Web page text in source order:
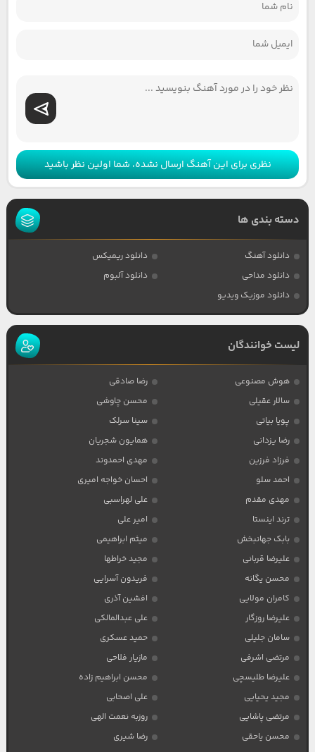
نظری برای این آهنگ ارسال نشده، شما اولین نظر باشید
دسته بندی ها
دانلود آهنگ
دانلود ریمیکس
دانلود مداحی
دانلود آلبوم
دانلود موزیک ویدیو
لیست خوانندگان
هوش مصنوعی
رضا صادقی
سالار عقیلی
محسن چاوشی
پویا بیاتی
سینا سرلک
رضا یزدانی
همایون شجریان
فرزاد فرزین
مهدی احمدوند
احمد سلو
احسان خواجه امیری
مهدی مقدم
علی لهراسبی
ترند اینستا
امیر علی
بابک جهانبخش
میثم ابراهیمی
علیرضا قربانی
مجید خراطها
محسن یگانه
فریدون آسرایی
کامران مولایی
افشین آذری
علیرضا روزگار
علی عبدالمالکی
سامان جلیلی
حمید عسکری
مرتضی اشرفی
مازیار فلاحی
علیرضا طلیسچی
محسن ابراهیم زاده
مجید یحیایی
علی اصحابی
مرتضی پاشایی
روزبه نعمت الهی
محسن یاحقی
رضا شیری